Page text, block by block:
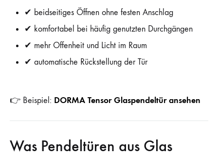
✔ beidseitiges Öffnen ohne festen Anschlag
✔ komfortabel bei häufig genutzten Durchgängen
✔ mehr Offenheit und Licht im Raum
✔ automatische Rückstellung der Tür
👉 Beispiel: DORMA Tensor Glaspendeltür ansehen
Was Pendeltüren aus Glas